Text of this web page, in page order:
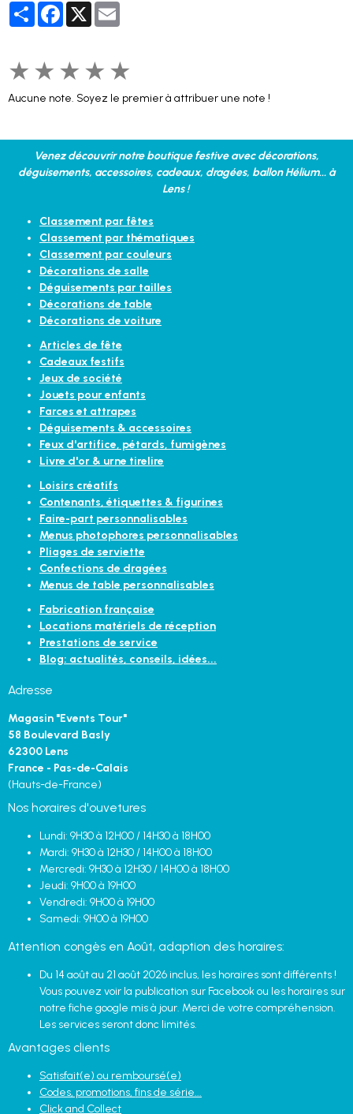
PartagerFacebook
X
★ ★ ★ ★ ★
Aucune note. Soyez le premier à attribuer une note !
Venez découvrir notre boutique festive avec décorations,
déguisements, accessoires, cadeaux, dragées, ballon Hélium... à
Lens !
Classement par fêtes
Classement par thématiques
Classement par couleurs
Décorations de salle
Déguisements par tailles
Décorations de table
Décorations de voiture
Articles de fête
Cadeaux festifs
Jeux de société
Jouets pour enfants
Farces et attrapes
Déguisements & accessoires
Feux d'artifice, pétards, fumigènes
Livre d'or & urne tirelire
Loisirs créatifs
Contenants, étiquettes & figurines
Faire-part personnalisables
Menus photophores personnalisables
Pliages de serviette
Confections de dragées
Menus de table personnalisables
Fabrication française
Locations matériels de réception
Prestations de service
Blog: actualités, conseils, idées...
Adresse
Magasin "Events Tour"
58 Boulevard Basly
62300 Lens
France - Pas-de-Calais
(Hauts-de-France)
Nos horaires d'ouvetures
Lundi: 9H30 à 12H00 / 14H30 à 18H00
Mardi: 9H30 à 12H30 / 14H00 à 18H00
Mercredi: 9H30 à 12H30 / 14H00 à 18H00
Jeudi: 9H00 à 19H00
Vendredi: 9H00 à 19H00
Samedi: 9H00 à 19H00
Attention congès en Août, adaption des horaires:
Du 14 août au 21 août 2026 inclus, les horaires sont différents !
Vous pouvez voir la publication sur Facebook ou les horaires sur
notre fiche google mis à jour. Merci de votre compréhension.
Les services seront donc limités.
Avantages clients
Satisfait(e) ou remboursé(e)
Codes, promotions, fins de série...
Click and Collect